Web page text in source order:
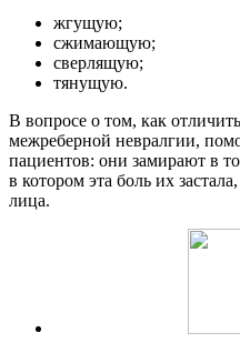
жгущую;
сжимающую;
сверлящую;
тянущую.
В вопросе о том, как
межреберной невралгии,
пациентов: они замирают в
в котором эта боль их
лица.